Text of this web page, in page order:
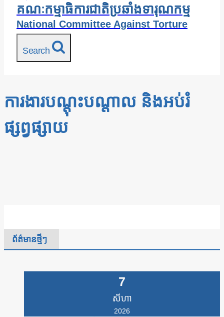
គណៈកម្មាធិការជាតិប្រឆាំងទារុណកម្ម
National Committee Against Torture
Search
ការងារបណ្តុះបណ្តាល និងអប់រំ
ផ្សព្វផ្សាយ
ព័ត៌មានថ្មីៗ
7
សីហា
2026